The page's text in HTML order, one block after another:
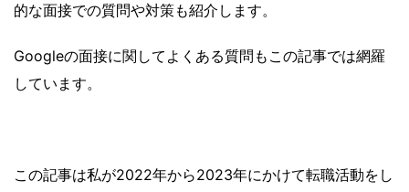
的な面接での質問や対策も紹介します。
Googleの面接に関してよくある質問もこの記事では網羅
しています。
この記事は私が2022年から2023年にかけて転職活動をし